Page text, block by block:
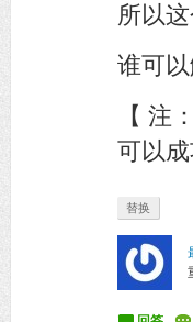
所以
谁可
【 注
可以
替换